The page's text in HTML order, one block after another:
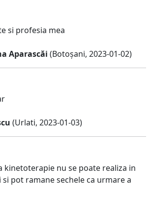
si profesia mea
Aparascăi (Botoșani, 2023-01-02)
(Urlati, 2023-01-03)
kinetoterapie nu se poate realiza in
pot ramane sechele ca urmare a